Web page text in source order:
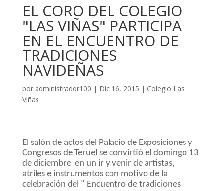
EL CORO DEL COLEGIO
"LAS VIÑAS" PARTICIPA
EN EL ENCUENTRO DE
TRADICIONES
NAVIDEÑAS
por administrador100 | Dic 16, 2015 | Colegio Las
Viñas
El salón de actos del Palacio de Exposiciones y
Congresos de Teruel se convirtió el domingo 13
de diciembre en un ir y venir de artistas,
atriles e instrumentos con motivo de la
celebración del " Encuentro de tradiciones